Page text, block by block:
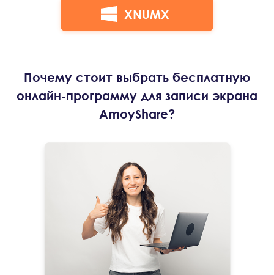
XNUMX
Почему стоит выбрать бесплатную
онлайн-программу для записи экрана
AmoyShare?